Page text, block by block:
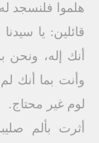
هلموا فلنسجد له
قائلين: يا
أنك إله، ونحن
وأنت بما أنك لم
لوم غير محتاج.
أثرت بألم